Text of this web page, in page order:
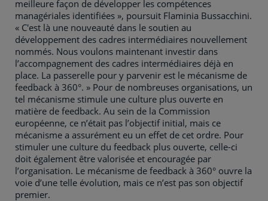
meilleure façon de développer les compétences
managériales identifiées », poursuit Flaminia Bussacchini.
« C'est là une nouveauté dans le soutien au
développement des cadres intermédiaires nouvellement
nommés. Nous voulons maintenant investir dans
l’accompagnement des cadres intermédiaires déjà en
place. La passerelle pour y parvenir est le mécanisme de
feedback à 360°. » Pour de nombreuses organisations, un
tel mécanisme stimule une culture plus ouverte en
matière de feedback. Au sein de la Commission
européenne, ce n’était pas l’objectif initial, mais ce
mécanisme a assurément eu un effet de cet ordre. Pour
stimuler une culture du feedback plus ouverte, celle-ci
doit également être valorisée et encouragée par
l’organisation. Le mécanisme de feedback à 360° ouvre la
voie d’une telle évolution, mais ce n’est pas son objectif
premier.